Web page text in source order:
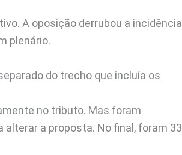
A oposição derrubou a incidência
plenário.
do trecho que incluía os
no tributo. Mas foram
a proposta. No final, foram 33